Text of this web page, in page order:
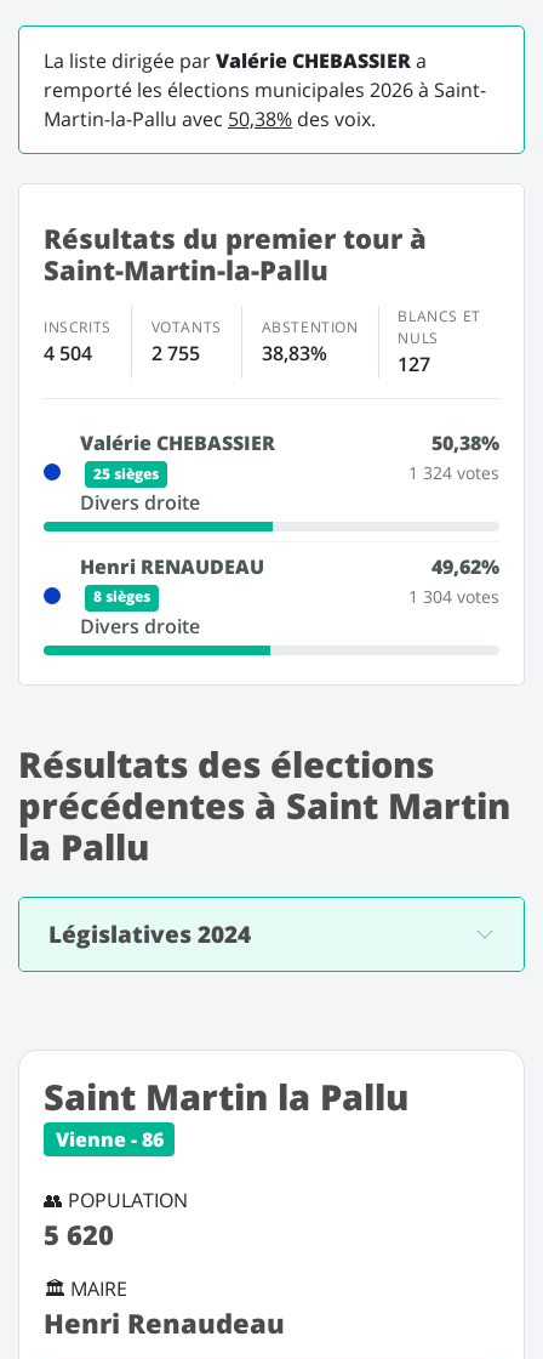
La liste dirigée parValérie CHEBASSIERa
remporté les élections municipales 2026 à Saint-
Martin-la-Pallu avec 50,38% des voix.
Résultats du premier tour à
Saint-Martin-la-Pallu
INSCRITS
4 504
VOTANTS
2 755
ABSTENTION
38,83%
BLANCS ET
NULS
127
Valérie CHEBASSIER
25 sièges
Divers droite
50,38%
1 324 votes
Henri RENAUDEAU
8 sièges
Divers droite
49,62%
1 304 votes
Résultats des élections
précédentes à Saint Martin
la Pallu
Législatives 2024
Saint Martin la Pallu
Vienne - 86
👥 POPULATION
5 620
🏛️ MAIRE
Henri Renaudeau